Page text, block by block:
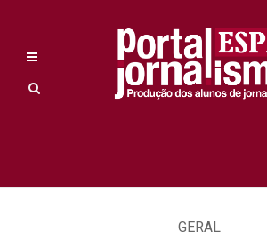
GERAL